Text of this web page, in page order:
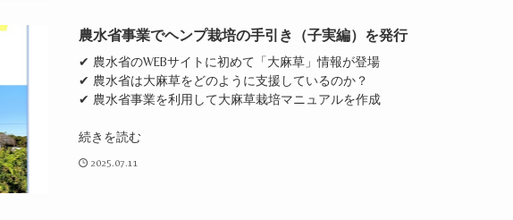
農水省事業でヘンプ栽培の手引き（子実編）を発行
✔ 農水省のWEBサイトに初めて「大麻草」情報が登場
✔ 農水省は大麻草をどのように支援しているのか？
✔ 農水省事業を利用して大麻草栽培マニュアルを作成
続きを読む
2025.07.11